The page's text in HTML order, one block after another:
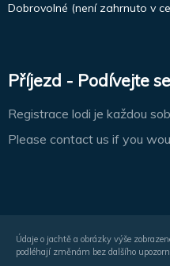
Dobrovolné (není zahrnuto v
Příjezd - Podívejte se
Registrace lodi je každou
Please contact us if you
Údaje o jachtě a obrázky výše
podléhají změnám bez dalšího